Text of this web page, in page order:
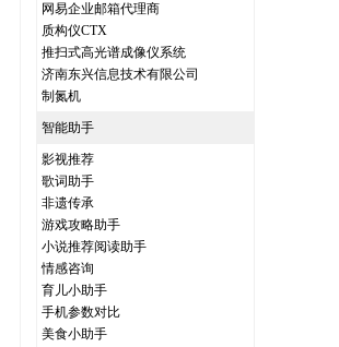
网易企业邮箱代理商
质构仪CTX
推扫式高光谱成像仪系统
济南东兴信息技术有限公司
制氮机
智能助手
影视推荐
歌词助手
非遗传承
游戏攻略助手
小说推荐阅读助手
情感咨询
育儿小助手
手机参数对比
美食小助手